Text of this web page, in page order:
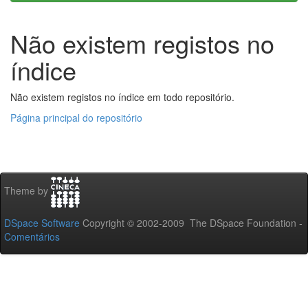
Não existem registos no
índice
Não existem registos no índice em todo repositório.
Página principal do repositório
Theme by
DSpace Software Copyright © 2002-2009 The DSpace Foundation -
Comentários